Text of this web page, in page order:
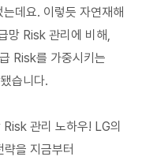
데요. 이렇듯 자연재해
망 Risk 관리에 비해,
Risk를 가중시키는
습니다.
관리 노하우! LG의
을 지금부터